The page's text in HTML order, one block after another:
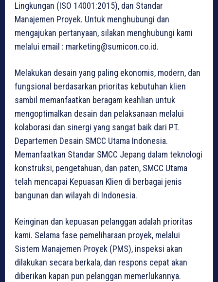
Lingkungan (ISO 14001:2015), dan Standar
Manajemen Proyek. Untuk menghubungi dan
mengajukan pertanyaan, silakan menghubungi kami
melalui email : marketing@sumicon.co.id.
Melakukan desain yang paling ekonomis, modern, dan
fungsional berdasarkan prioritas kebutuhan klien
sambil memanfaatkan beragam keahlian untuk
mengoptimalkan desain dan pelaksanaan melalui
kolaborasi dan sinergi yang sangat baik dari PT.
Departemen Desain SMCC Utama Indonesia.
Memanfaatkan Standar SMCC Jepang dalam teknologi
konstruksi, pengetahuan, dan paten, SMCC Utama
telah mencapai Kepuasan Klien di berbagai jenis
bangunan dan wilayah di Indonesia.
Keinginan dan kepuasan pelanggan adalah prioritas
kami. Selama fase pemeliharaan proyek, melalui
Sistem Manajemen Proyek (PMS), inspeksi akan
dilakukan secara berkala, dan respons cepat akan
diberikan kapan pun pelanggan memerlukannya.